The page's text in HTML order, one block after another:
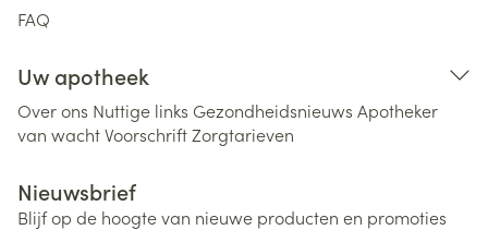
FAQ
Uw apotheek
Over ons Nuttige links Gezondheidsnieuws Apotheker
van wachtVoorschriftZorgtarieven
Nieuwsbrief
Blijf op de hoogte van nieuwe producten en promoties